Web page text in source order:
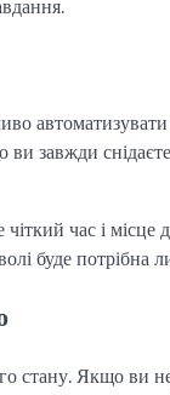
автоматизувати
завжди
час і
буде потрібна
стану. Якщо ви